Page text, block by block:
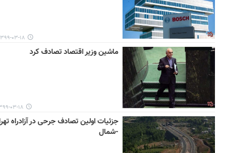
۱۳۹۹-۰۳-۱۸
ماشین وزیر اقتصاد تصادف کرد
۱۳۹۹-۰۳-۱۸
جزئیات اولین تصادف جرحی در آزادراه
-شمال